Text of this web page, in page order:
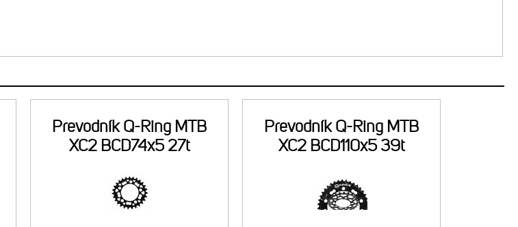
Prevodník Q-Ring MTB
XC2 BCD74x5 27t
Prevodník Q-Ring MTB
XC2 BCD110x5 39t